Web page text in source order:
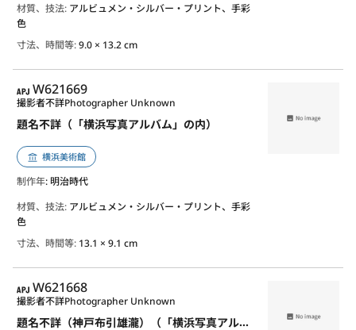
材質、技法: アルビュメン・シルバー・プリント、手彩
色
寸法、時間等:9.0 × 13.2 cm
APJ
W621669
題名不詳（「横浜写真アルバム」の内）
撮影者不詳Photographer Unknown
横浜美術館
制作年: 明治時代
材質、技法: アルビュメン・シルバー・プリント、手彩
色
寸法、時間等: 13.1 × 9.1 cm
APJ
W621668
題名不詳（神戸布引雄瀧）（「横浜写真アルバム」の内）
撮影者不詳Photographer Unknown